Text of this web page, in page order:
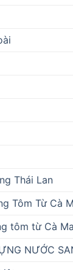
Thái Lan
Tôm Từ Cà
tôm từ Cà
NƯỚC